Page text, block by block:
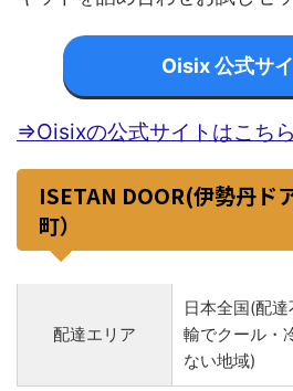
Oisix 公式サ
⇒Oisixの公式サイトはこち
ISETAN DOOR(伊勢丹ド
町）
配達エリア
日本全国(配
輸でクール・
ない地域)